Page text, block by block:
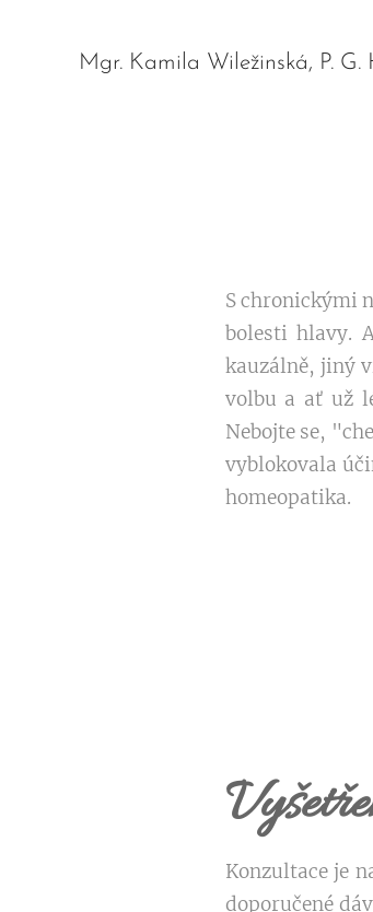
Mgr. Kamila Wiležinská, P. G.
S chronickými
bolesti hlavy.
kauzálně, jiný
volbu a ať už
Nebojte se,
vyblokovala
homeopatika.
Konzultace je
doporučené